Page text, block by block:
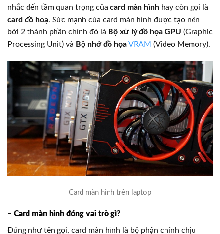
nhắc đến tầm quan trọng của card màn hình hay còn gọi là
card đồ hoạ. Sức mạnh của card màn hình được tạo nên
bởi 2 thành phần chính đó là Bộ xử lý đồ họa GPU (Graphic
Processing Unit) và Bộ nhớ đồ họaVRAM (Video Memory).
Card màn hình trên laptop
– Card màn hình đóng vai trò gì?
Đúng như tên gọi, card màn hình là bộ phận chính chịu